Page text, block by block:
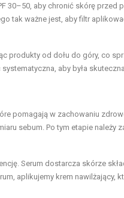
30–50, aby chronić skórę przed
tak ważne jest, aby filtr
produkty od dołu do góry, co
aby była
pomagają w zachowaniu
sebum. Po tym etapie należy
Serum dostarcza skórze
aplikujemy krem nawilżający,